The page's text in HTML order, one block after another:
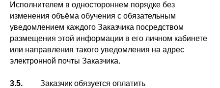
Исполнителем в одностороннем порядке без
изменения объёма обучения с обязательным
уведомлением каждого Заказчика посредством
размещения этой информации в его личном кабинете
или направления такого уведомления на адрес
электронной почты Заказчика.
3.5. Заказчик обязуется оплатить